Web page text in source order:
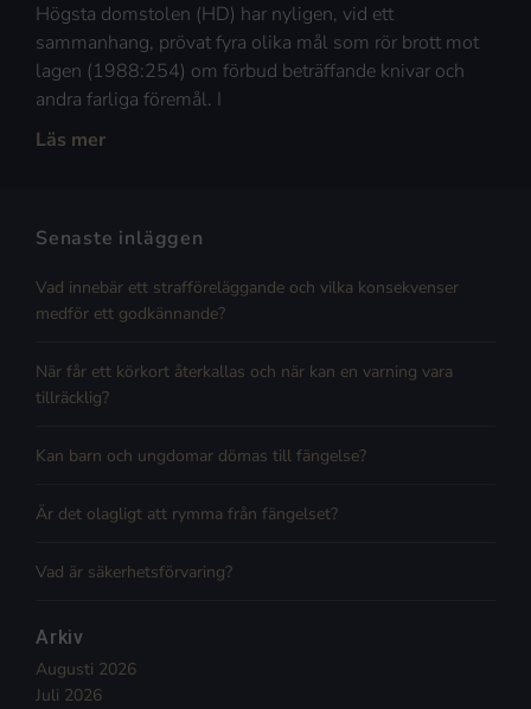
Högsta domstolen (HD) har nyligen, vid ett
sammanhang, prövat fyra olika mål som rör brott mot
lagen (1988:254) om förbud beträffande knivar och
andra farliga föremål. I
Läs mer
Senaste inläggen
Vad innebär ett strafföreläggande och vilka konsekvenser
medför ett godkännande?
När får ett körkort återkallas och när kan en varning vara
tillräcklig?
Kan barn och ungdomar dömas till fängelse?
Är det olagligt att rymma från fängelset?
Vad är säkerhetsförvaring?
Arkiv
Augusti 2026
Juli 2026